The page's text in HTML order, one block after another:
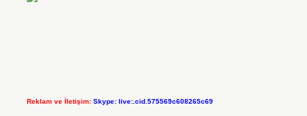
Reklam ve İletişim: Skype: live:.cid.575569c608265c69